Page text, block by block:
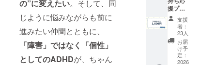
の”に変えたい。そして、同
じように悩みながらも前に
進みたい仲間とともに、
「障害」ではなく「個性」
としてのADHDが、ちゃん
索し、当事
者コミュニ
ティ「Poly」
の運営や、
企業との協
働プロジェ
援プラ
ン】 活
動を応
援した
い気持
ちだけ
でOK！
お礼の
支援
者：
23人
お届
け予
定：
2026